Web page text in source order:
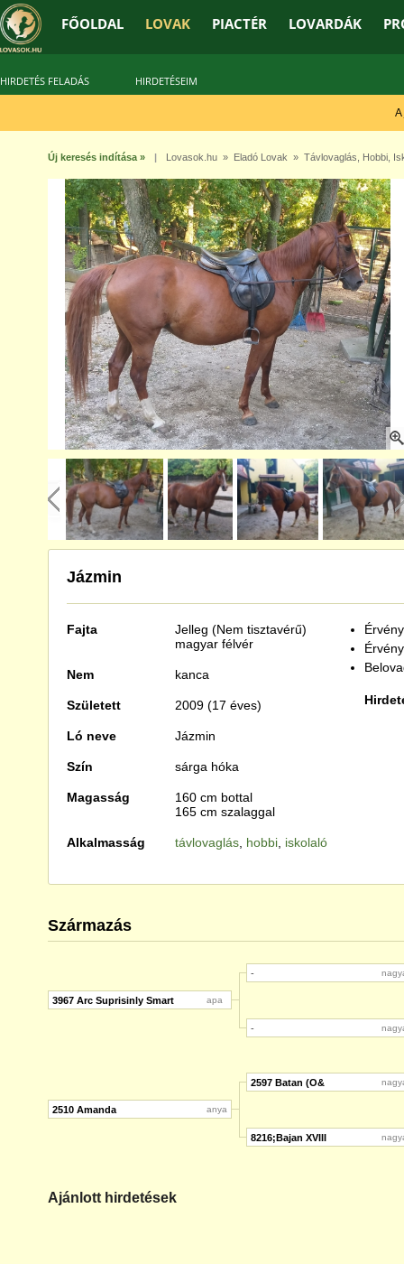
FŐOLDAL LOVAK PIACTÉR LOVARDÁK
HIRDETÉS FELADÁS HIRDETÉSEIM
A
Új keresés indítása » | Lovasok.hu» Eladó Lovak » Távlovaglás Hobbi,
Jázmin
Fajta
Jelleg (Nem tisztavérű)
magyar félvér
Nem kanca
Született 2009 (17 éves)
Ló neve Jázmin
Szín sárga hóka
Magasság
160 cm bottal
165 cm szalaggal
Alkalmasság távlovaglás, hobbi, iskolaló
Származás
3967 Arc Suprisinly Smart apa
2510 Amanda anya
-
-
2597 Batan (O&
8216;Bajan XVIII
Ajánlott hirdetések